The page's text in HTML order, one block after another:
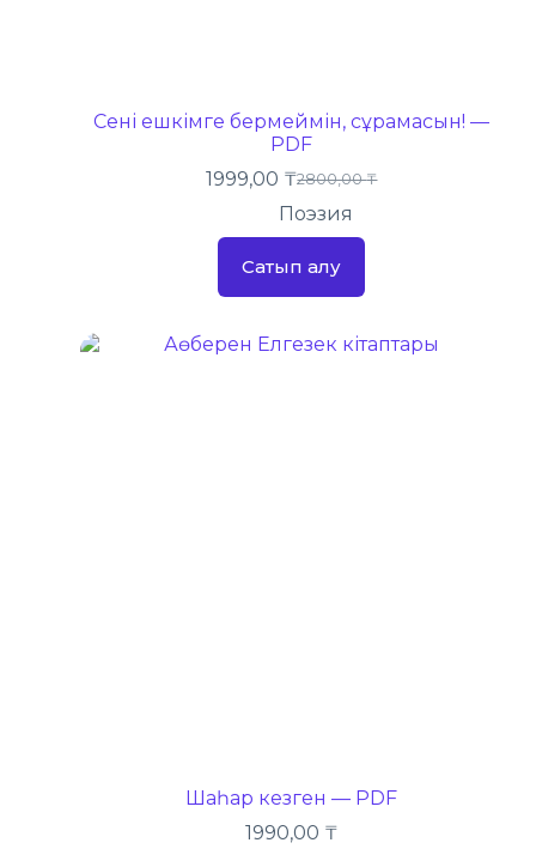
Сені ешкімге бермеймін, сұрамасын! —
PDF
2800,00₸
1999,00 ₸
Поэзия
Сатып алу
Шаһар кезген — PDF
1990,00 ₸